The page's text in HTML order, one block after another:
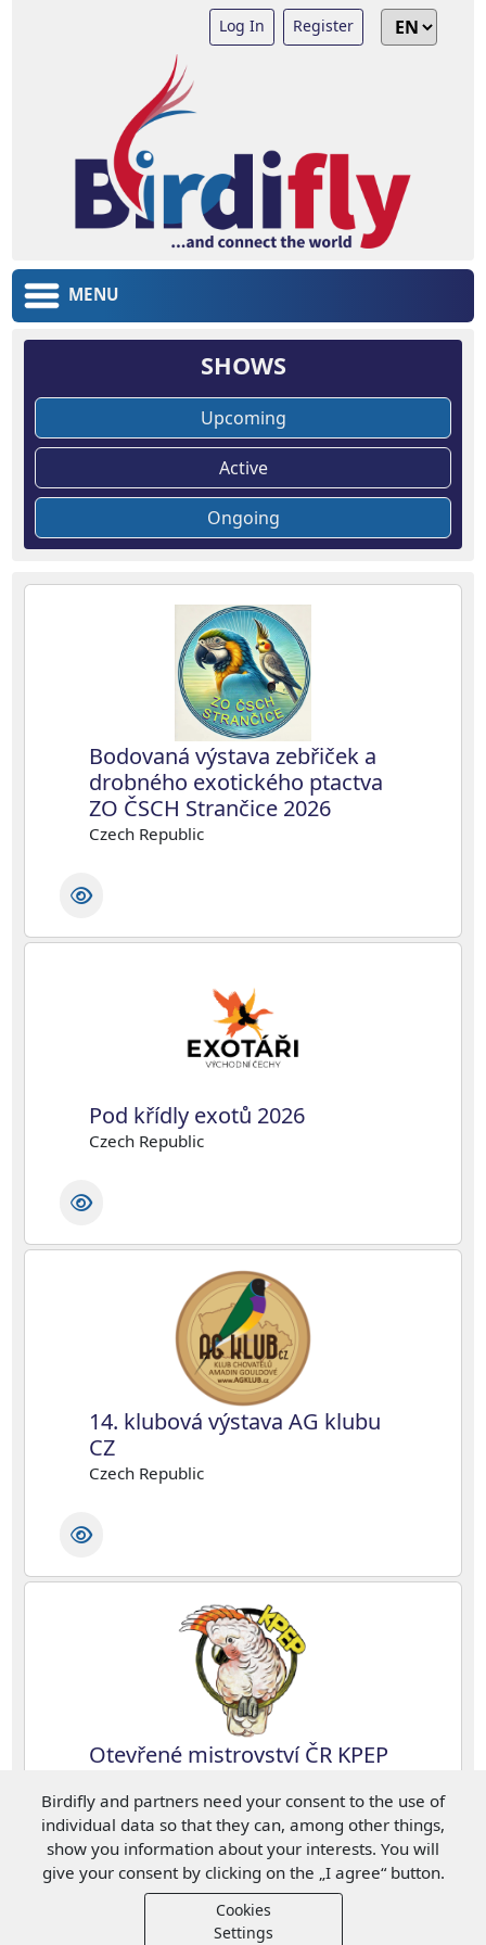
Log In Register
MENU
SHOWS
Upcoming
Active
Ongoing
Bodovaná výstava zebřiček a
drobného exotického ptactva
ZO ČSCH Strančice 2026
Czech Republic
Pod křídly exotů 2026
Czech Republic
14. klubová výstava AG klubu
CZ
Czech Republic
Otevřené mistrovství ČR KPEP
Czech Republic
Birdifly and partners need your consent to the use of
individual data so that they can, among other things,
show you information about your interests. You will
give your consent by clicking on the „I agree“ button.
Cookies
Settings